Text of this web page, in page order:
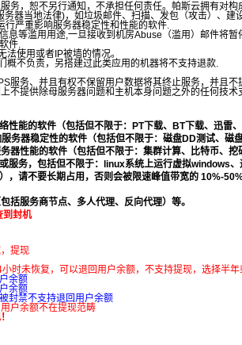
务，恕不另行通知，不承担任何责任。帕斯云拥有对构
器当地法律)，如垃圾邮件、扫描、发包（攻击）、建
行严重影响服务器稳定性和性能的软件.
息等滥用用途,一旦接收到机房Abuse（滥用）邮件将暂
件.
使用或者IP被墙的情况。
概不负责，另搭建过此类应用的机器将不支持退款.
服务、并且有权不保留用户数据将其终止服务，并且不
不提供除母服务器问题和主机本身问题之外的任何技
性能的软件（包括但不限于：PT下载、BT下载、迅雷、
务器稳定性的软件（包括但不限于：磁盘DD测试、磁
器性能的软件（包括但不限于：集群计算、比特币、挖
服务，包括但不限于：linux系统上运行虚拟windows
，请不要长期占用，否则会被限速峰值带宽的 10%-
括服务商节点、多人代理、反向代理）等。
到封机
提现
时未恢复，可以退回用户余额，不支持提现， 选择半年
余额
余额
封禁不支持退回用户余额
户余额不在提现范畴